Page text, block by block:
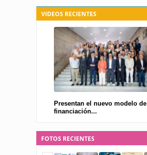
VIDEOS RECIENTES
Presentan el nuevo modelo de
financiación...
FOTOS RECIENTES